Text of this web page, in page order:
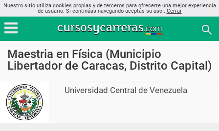
Nuestro sitio utiliza cookies propias y de terceros para ofrecerte una mejor experiencia
de usuario. Si continúas navegando aceptás su uso.. Cerrar
Maestria en Física (Municipio
Libertador de Caracas, Distrito Capital)
Universidad Central de Venezuela